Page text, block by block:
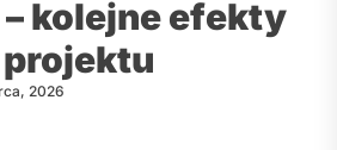
kolejne efekty
2026